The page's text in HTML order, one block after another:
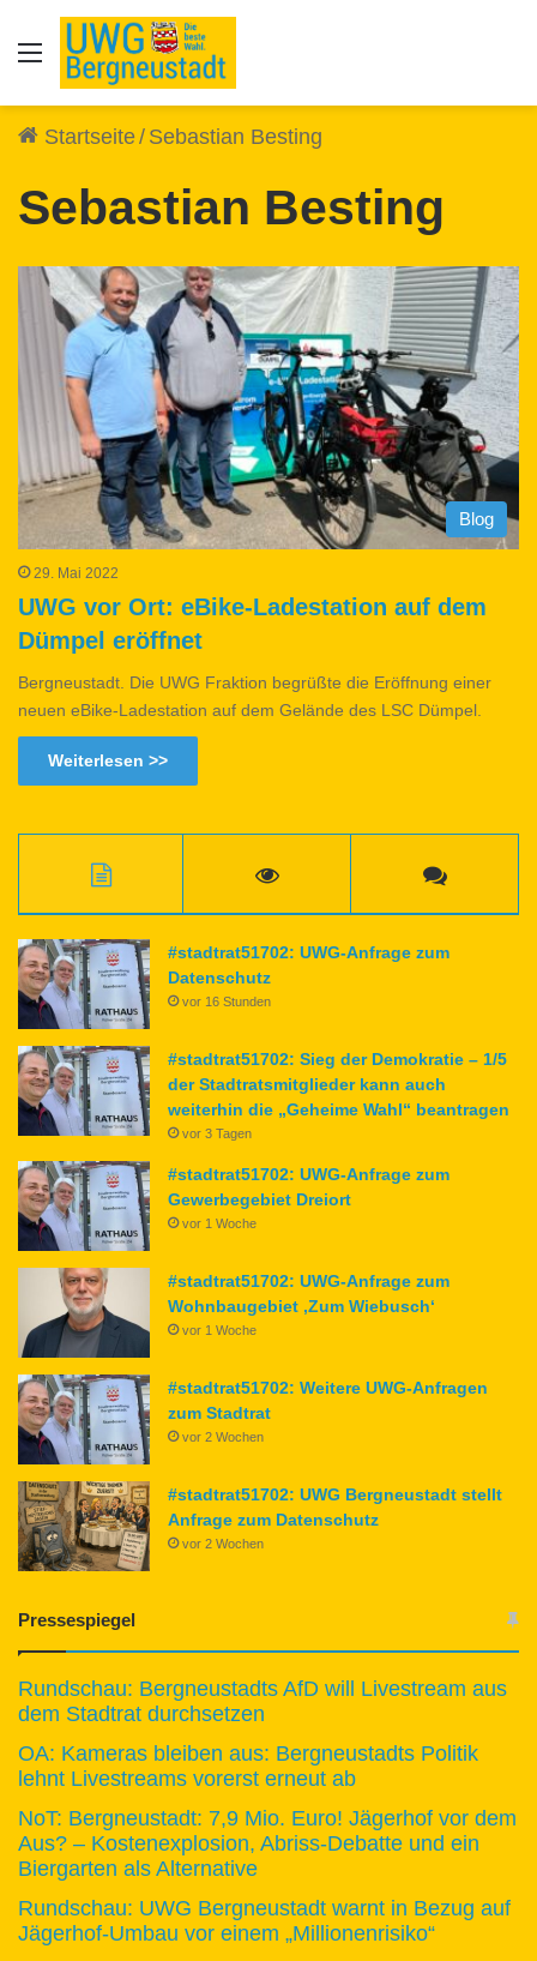
Auswahl
Startseite/ Sebastian Besting
Sebastian Besting
Blog
29. Mai 2022
UWG vor Ort: eBike-Ladestation auf dem
Dümpel eröffnet
Bergneustadt. Die UWG Fraktion begrüßte die Eröffnung einer
neuen eBike-Ladestation auf dem Gelände des LSC Dümpel.
Weiterlesen >>
#stadtrat51702: UWG-Anfrage zum
Datenschutz
vor 16 Stunden
#stadtrat51702: Sieg der Demokratie – 1/5
der Stadtratsmitglieder kann auch
weiterhin die „Geheime Wahl“ beantragen
vor 3 Tagen
#stadtrat51702: UWG-Anfrage zum
Gewerbegebiet Dreiort
vor 1 Woche
#stadtrat51702: UWG-Anfrage zum
Wohnbaugebiet ‚Zum Wiebusch‘
vor 1 Woche
#stadtrat51702: Weitere UWG-Anfragen
zum Stadtrat
vor 2 Wochen
#stadtrat51702: UWG Bergneustadt stellt
Anfrage zum Datenschutz
vor 2 Wochen
Pressespiegel
Rundschau: Bergneustadts AfD will Livestream aus
dem Stadtrat durchsetzen
OA: Kameras bleiben aus: Bergneustadts Politik
lehnt Livestreams vorerst erneut ab
NoT: Bergneustadt: 7,9 Mio. Euro! Jägerhof vor dem
Aus? – Kostenexplosion, Abriss-Debatte und ein
Biergarten als Alternative
Rundschau: UWG Bergneustadt warnt in Bezug auf
Jägerhof-Umbau vor einem „Millionenrisiko“